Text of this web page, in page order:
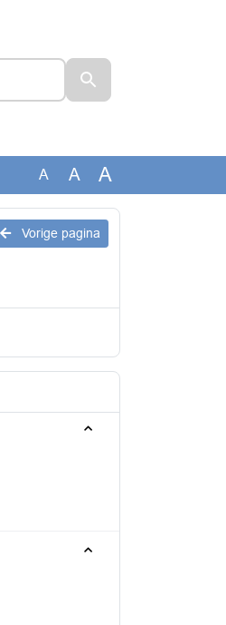
A A A
Vorige pagina